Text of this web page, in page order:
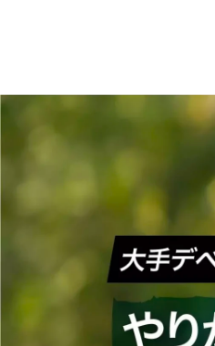
FinT 採用担当